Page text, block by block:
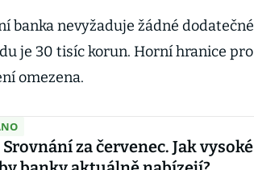
banka nevyžaduje žádné dodatečné
je 30 tisíc korun. Horní hranice pro
omezena.
za červenec. Jak vysoké